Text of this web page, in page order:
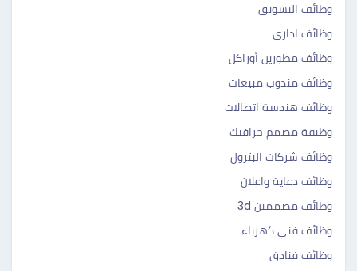
وظائف التسويق
وظائف اداري
وظائف مطورين أوراكل
وظائف مندوب مبيعات
وظائف هندسة اتصالات
وظيفة مصمم جرافيك
وظائف شركات البترول
وظائف دعاية واعلان
وظائف مصممين 3d
وظائف فني كهرباء
وظائف فنادق